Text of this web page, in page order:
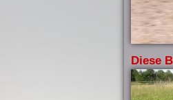
Diese